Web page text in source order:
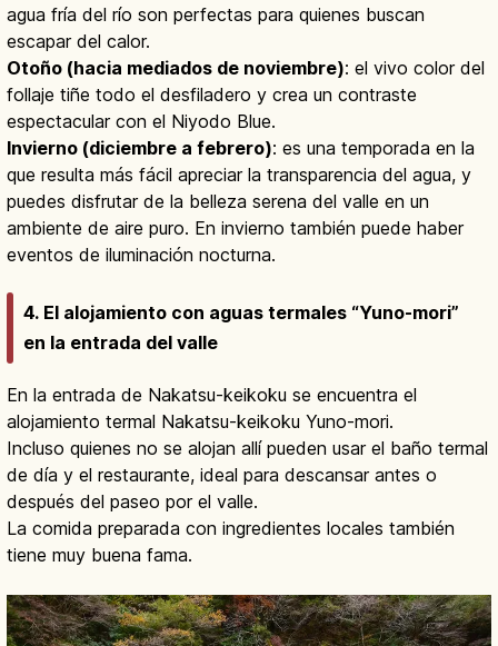
agua fría del río son perfectas para quienes buscan
escapar del calor.
Otoño (hacia mediados de noviembre): el vivo color del
follaje tiñe todo el desfiladero y crea un contraste
espectacular con el Niyodo Blue.
Invierno (diciembre a febrero): es una temporada en la
que resulta más fácil apreciar la transparencia del agua, y
puedes disfrutar de la belleza serena del valle en un
ambiente de aire puro. En invierno también puede haber
eventos de iluminación nocturna.
4. El alojamiento con aguas termales “Yuno-mori”
en la entrada del valle
En la entrada de Nakatsu-keikoku se encuentra el
alojamiento termal Nakatsu-keikoku Yuno-mori.
Incluso quienes no se alojan allí pueden usar el baño termal
de día y el restaurante, ideal para descansar antes o
después del paseo por el valle.
La comida preparada con ingredientes locales también
tiene muy buena fama.